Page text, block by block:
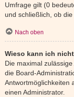
Umfrage gilt (0
und schließlich, ob
Nach oben
Wieso kann ich
Die maximal
die Board-
Antwortmöglichkeiten
einen Administrator.